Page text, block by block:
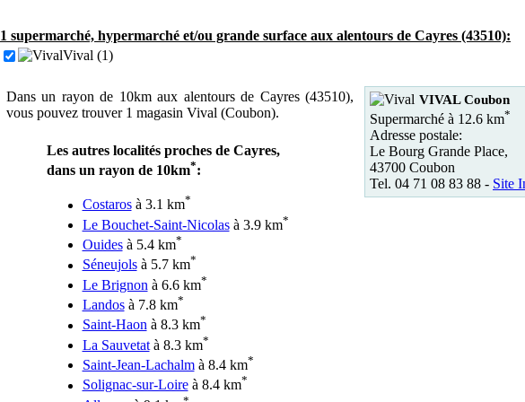
1 supermarché, hypermarché et/ou grande surface aux alentours de Cayres (43510):
Vival (1)
Dans un rayon de 10km aux alentours de Cayres (43510),
vous pouvez trouver 1 magasin Vival (Coubon).
Les autres localités proches de Cayres,
dans un rayon de 10km*:
Costarosà 3.1 km*
Le Bouchet-Saint-Nicolasà 3.9 km*
Ouidesà 5.4 km*
Séneujolsà 5.7 km*
Le Brignon à 6.6 km*
Landosà 7.8 km*
Saint-Haonà 8.3 km*
La Sauvetatà 8.3 km*
Saint-Jean-Lachalmà 8.4 km*
Solignac-sur-Loireà 8.4 km*
VIVAL Coubon
Supermarché à 12.6 km*
Adresse postale:
Le Bourg Grande Place,
43700 Coubon
Tel. 04 71 08 83 88 - Site